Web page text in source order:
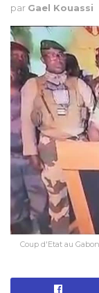
par Gael Kouassi
Coup d'Etat au